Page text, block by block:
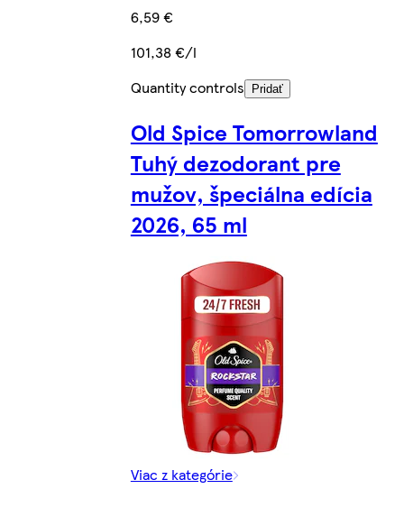
6,59 €
101,38 €/l
Quantity controls
Pridať
Old Spice Tomorrowland
Tuhý dezodorant pre
mužov, špeciálna edícia
2026, 65 ml
Viac z kategórie